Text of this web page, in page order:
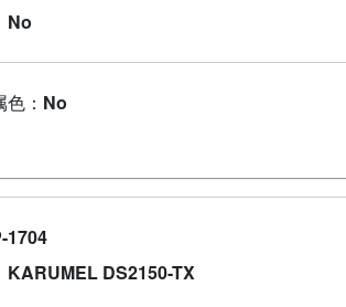
No
： No
1704
KARUMEL DS2150-TX